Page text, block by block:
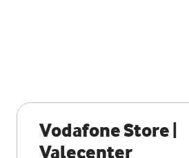
Vodafone Store |
Valecenter